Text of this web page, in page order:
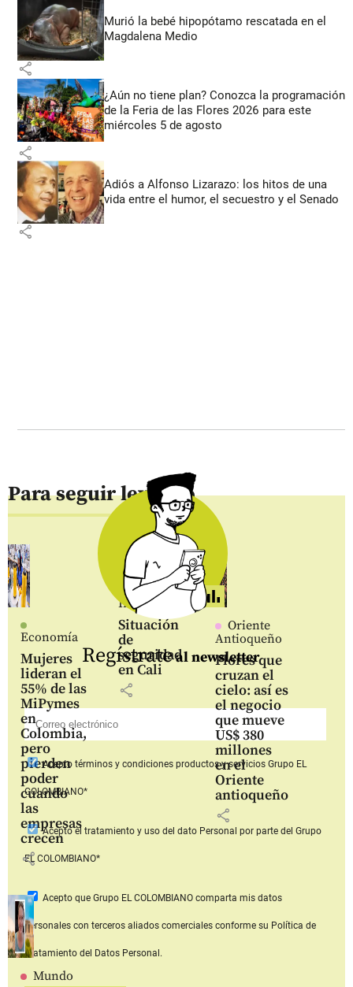
Murió la bebé hipopótamo rescatada en el
Magdalena Medio
share
¿Aún no tiene plan? Conozca la programación
de la Feria de las Flores 2026 para este
miércoles 5 de agosto
share
Adiós a Alfonso Lizarazo: los hitos de una
vida entre el humor, el secuestro y el Senado
share
Para seguir leyendo
Economía
Mujeres
lideran el
55% de las
MiPymes
en
Colombia,
pero
pierden
poder
cuando
las
empresas
crecen
share
Inicio
Situación
de
seguridad
en Cali
share
Oriente
Antioqueño
Flores que
cruzan el
cielo: así es
el negocio
que mueve
US$ 380
millones
en el
Oriente
antioqueño
share
Mundo
Regístrateal newsletter
Aceptotérminos y condiciones productos y serviciosGrupo EL
COLOMBIANO*
Aceptoel tratamiento y uso del dato Personal por parte del Grupo
EL COLOMBIANO*
Acepto que Grupo EL COLOMBIANOcomparta mis datos
personales con terceros aliados comerciales conforme su Política de
Tratamiento del Datos Personal.